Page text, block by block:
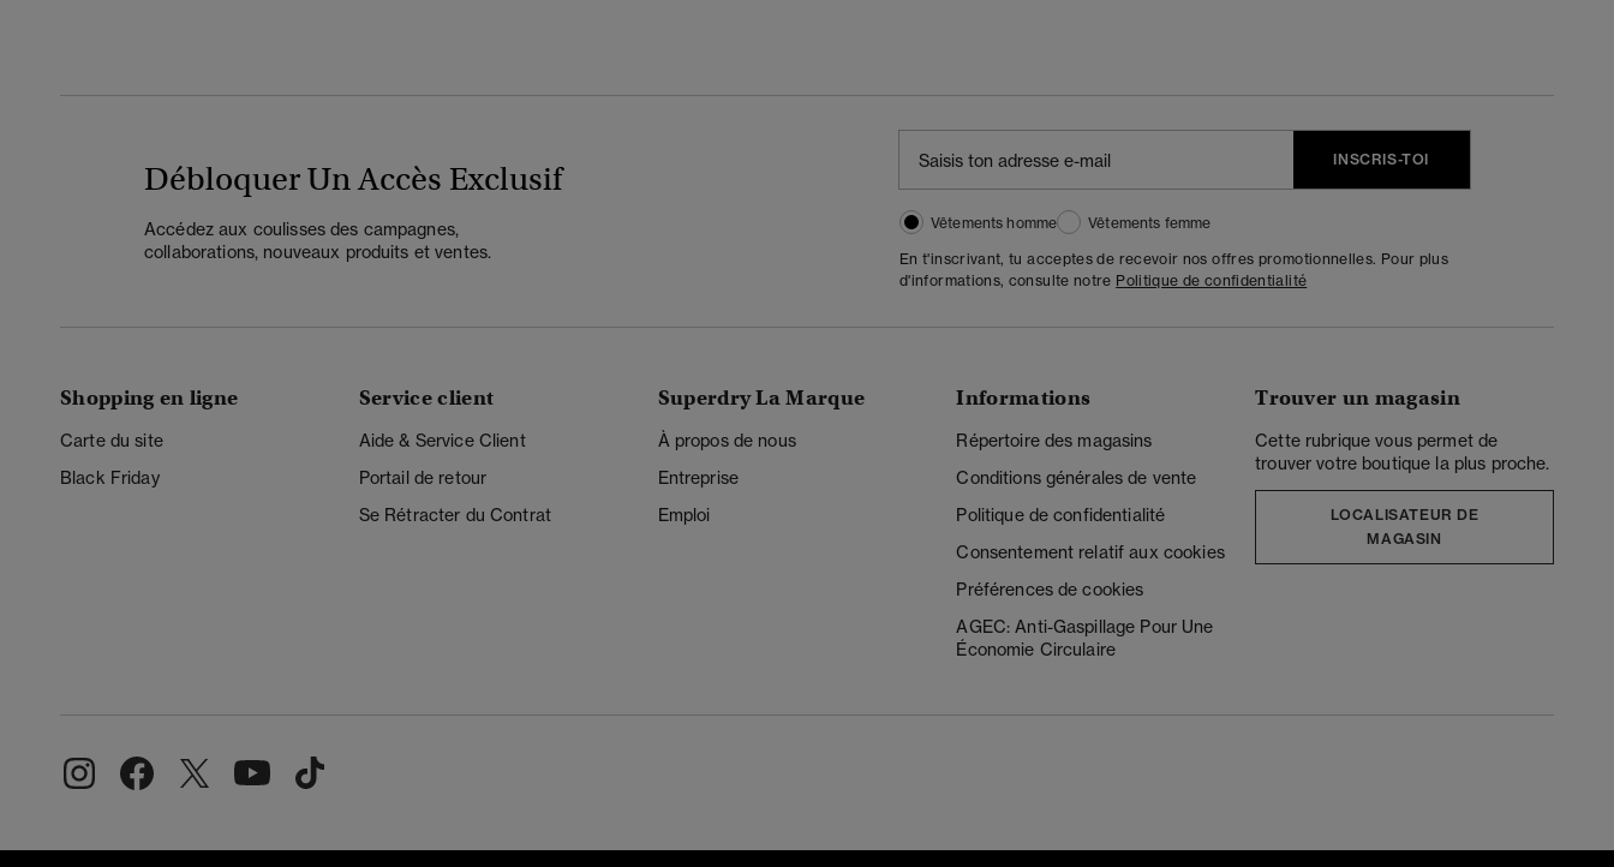
Débloquer Un Accès Exclusif
Accédez aux coulisses des campagnes,
collaborations, nouveaux produits et ventes.
INSCRIS-TOI
Vêtements homme
Vêtements femme
En t'inscrivant, tu acceptes de recevoir nos offres promotionnelles. Pour plus
d'informations, consulte notre Politique de confidentialité
Shopping en ligne
Carte du site
Black Friday
Service client
Aide & Service Client
Portail de retour
Se Rétracter du Contrat
Superdry La Marque
À propos de nous
Entreprise
Emploi
Informations
Répertoire des magasins
Conditions générales de vente
Politique de confidentialité
Consentement relatif aux cookies
Préférences de cookies
AGEC: Anti-Gaspillage Pour Une
Économie Circulaire
Trouver un magasin
Cette rubrique vous permet de
trouver votre boutique la plus proche.
LOCALISATEUR DE
MAGASIN